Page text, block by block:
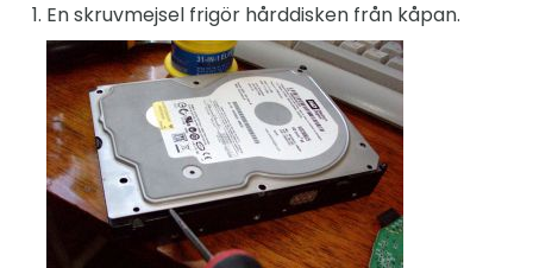
En skruvmejsel frigör hårddisken från kåpan.